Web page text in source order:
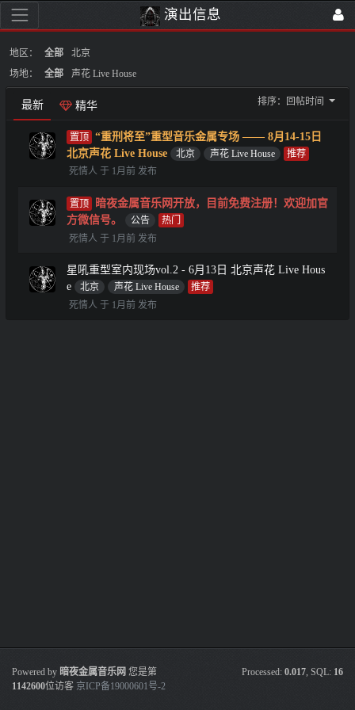
演出信息
地区： 全部
北京
场地：
全部 声花 Live House
最新 精华 排序： 回帖时间
“重刑将至”重型音乐金属专场 —— 8月14-15日
北京声花 Live House
北京
声花 Live House
死情人 于 1月前 发布
暗夜金属音乐网开放，目前免费注册！欢迎加官
方微信号。
公告
死情人 于 1月前 发布
星吼重型室内现场vol.2 - 6月13日 北京声花 Live Hous
e
北京
声花 Live House
死情人 于 1月前 发布
Powered by 暗夜金属音乐网 您是第
1142600位访客 京ICP备19000601号-2
Processed: 0.017, SQL: 16